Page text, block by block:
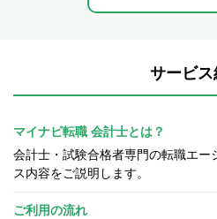
サービス
マイナビ転職 会計士とは？
会計士・試験合格者専門の転職エー
ス内容をご説明します。
ご利用の流れ